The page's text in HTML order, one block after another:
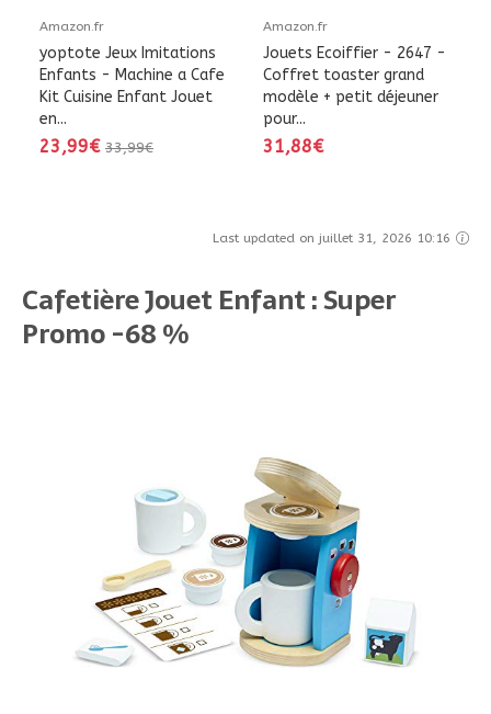
Amazon.fr
yoptote Jeux Imitations
Enfants - Machine a Cafe
Kit Cuisine Enfant Jouet
en...
23,99€ 33,99€
Amazon.fr
Jouets Ecoiffier - 2647 -
Coffret toaster grand
modèle + petit déjeuner
pour...
31,88€
Last updated on juillet 31, 2026 10:16
Cafetière Jouet Enfant : Super
Promo -68 %